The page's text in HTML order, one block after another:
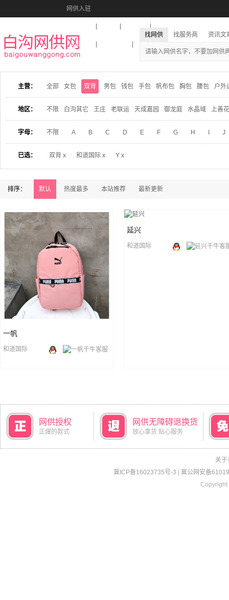
网供入驻
收藏本站
找网供 找服务商 资讯文
主营： 全部 女包 双背 男包 钱包 手包 帆布包 胸包 腰包 户外
地区： 不限 白沟其它 王庄 老联运 天成嘉园 御龙庭 水晶域 上善
字母： 不限 A B C D E F G H J
已选： 双背 x 和道国际 x Y x
排序： 默认 热度最多 本站推荐 最新更新
一帆
和道国际
延兴
和道国际
网供授权
正爆的款式
网供无障碍退换货
放心拿货 贴心服务
关于
冀ICP备16023735号-3
冀公网安备